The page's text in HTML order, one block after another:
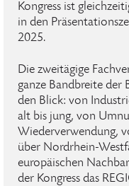
Kongress ist
in den
2025.
Die zweitägige
ganze Bandbreite der
den Blick: von
alt bis jung, von
Wiederverwendung,
über Nordrhein-
europäischen
der Kongress das